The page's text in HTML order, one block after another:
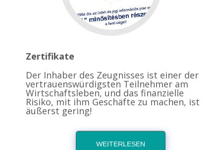
Zertifikate
Der Inhaber des Zeugnisses ist einer der
vertrauenswürdigsten Teilnehmer am
Wirtschaftsleben, und das finanzielle
Risiko, mit ihm Geschäfte zu machen, ist
äußerst gering!
WEITERLESEN